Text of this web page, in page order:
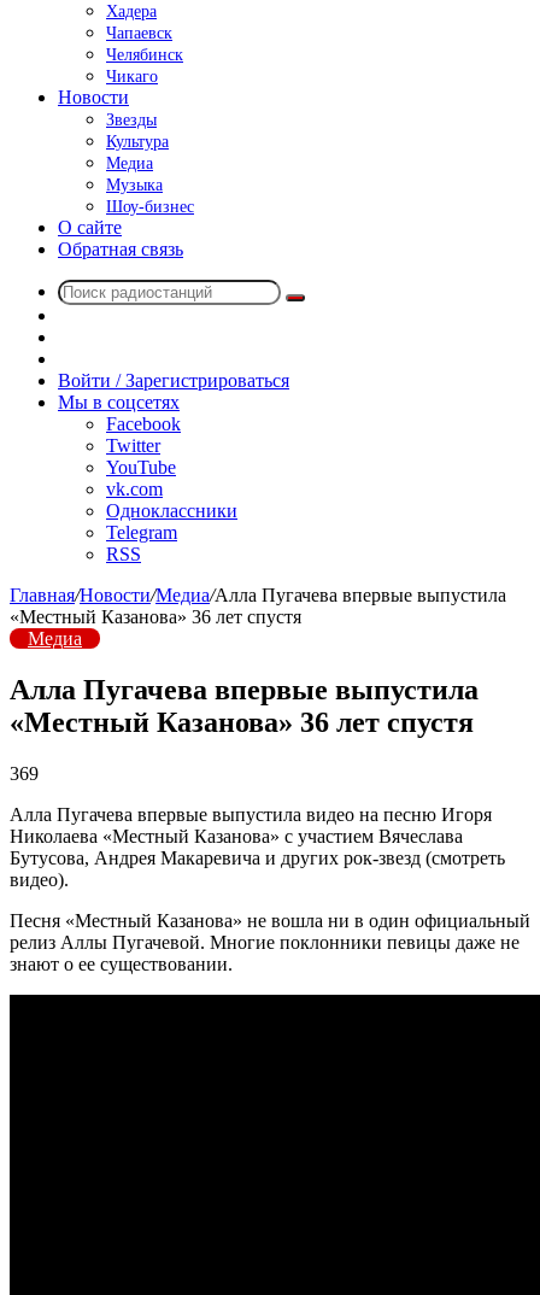
Хадера
Чапаевск
Челябинск
Чикаго
Новости
Звезды
Культура
Медиа
Музыка
Шоу-бизнес
О сайте
Обратная связь
Поиск
радио
Войти / Зарегистрироваться
Мы в соцсетях
Facebook
Twitter
YouTube
vk.com
Одноклассники
Telegram
RSS
Главная/Новости/Медиа/Алла Пугачева впервые выпустила
«Местный Казанова» 36 лет спустя
Медиа
Алла Пугачева впервые выпустила
«Местный Казанова» 36 лет спустя
369
Алла Пугачева впервые выпустила видео на песню Игоря
Николаева «Местный Казанова» с участием Вячеслава
Бутусова, Андрея Макаревича и других рок-звезд (смотреть
видео).
Песня «Местный Казанова» не вошла ни в один официальный
релиз Аллы Пугачевой. Многие поклонники певицы даже не
знают о ее существовании.